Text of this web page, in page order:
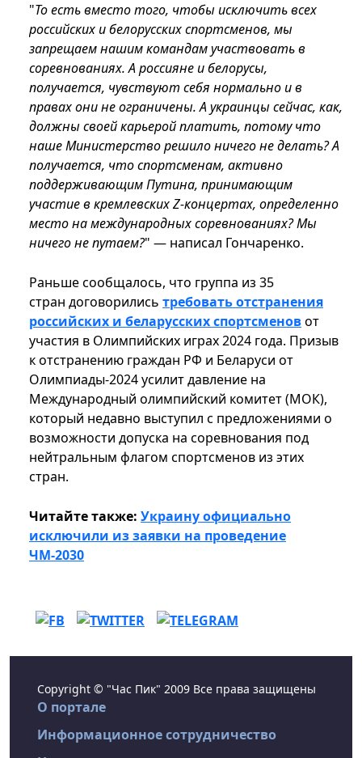
"То есть вместо того, чтобы исключить всех
российских и белорусских спортсменов, мы
запрещаем нашим командам участвовать в
соревнованиях. А россияне и белорусы,
получается, чувствуют себя нормально и в
правах они не ограничены. А украинцы сейчас, как,
должны своей карьерой платить, потому что
наше Министерство решило ничего не делать? А
получается, что спортсменам, активно
поддерживающим Путина, принимающим
участие в кремлевских Z-концертах, определенно
место на международных соревнованиях? Мы
ничего не путаем?" — написал Гончаренко.
Раньше сообщалось, что группа из 35
стран договорились требовать отстранения
российских и беларусских спортсменовот
участия в Олимпийских играх 2024 года. Призыв
к отстранению граждан РФ и Беларуси от
Олимпиады-2024 усилит давление на
Международный олимпийский комитет (МОК),
который недавно выступил с предложениями о
возможности допуска на соревнования под
нейтральным флагом спортсменов из этих
стран.
Читайте также: Украину официально
исключили из заявки на проведение
ЧМ-2030
Copyright © "Час Пик" 2009 Все права защищены
О портале
Информационное сотрудничество